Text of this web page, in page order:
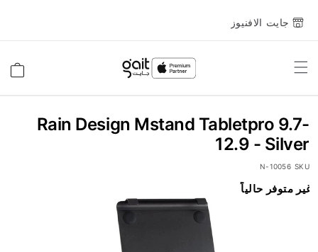
جايت الافنيوز
Toggle
Rain Design Mstand Tabletpro 9.7-
12.9 - Silver
SKU
10056-N
انتقل
إلى
غير متوفر حالياً